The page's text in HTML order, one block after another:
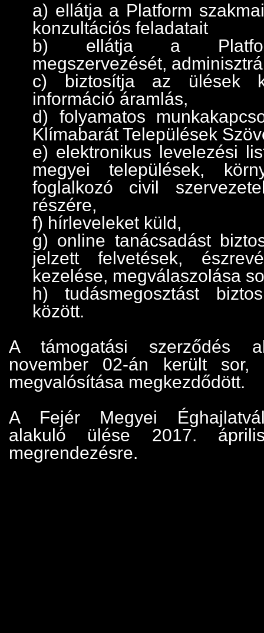
a) ellátja a Platform
konzultációs feladatait
b) ellátja a
megszervezését,
c) biztosítja az ülések
információ áramlás,
d) folyamatos
Klímabarát Települések
e) elektronikus levelezési
megyei települések,
foglalkozó civil
részére,
f) hírleveleket küld,
g) online tanácsadást
jelzett felvetések,
kezelése, megválaszolása
h) tudásmegosztást
között.
A támogatási szerződés
november 02-án került
megvalósítása megkezdődött.
A Fejér Megyei
alakuló ülése 2017.
megrendezésre.